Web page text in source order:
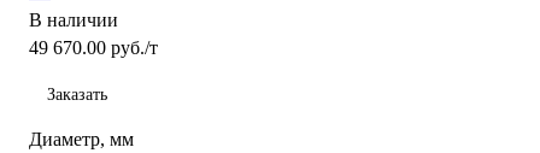
В наличии
49 670.00 руб./т
Заказать
Диаметр, мм